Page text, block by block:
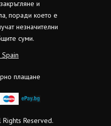
и
поради което е
незначителни
суми.
плащане
Rights Reserved.